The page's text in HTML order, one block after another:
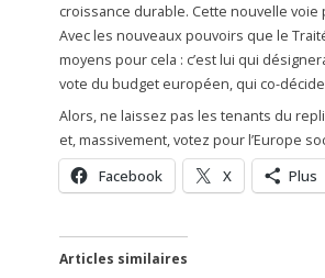
croissance durable. Cette nouvelle
Avec les nouveaux pouvoirs que le
moyens pour cela : c’est lui qui
vote du budget européen, qui co-
Alors, ne laissez pas les tenants du
et, massivement, votez pour l’Europe
Facebook X Plus
Articles similaires